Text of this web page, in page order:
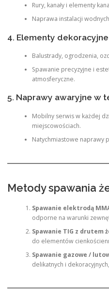
Rury, kanały i elementy
Naprawa instalacji
4. Elementy
Balustrady, ogrodzenia,
Spawanie precyzyjne i
atmosferyczne.
5. Naprawy awaryjne w
Mobilny serwis w każdej
miejscowościach.
Natychmiastowe naprawy
Metody spawania
Spawanie elektrodą
odporne na warunki
Spawanie TIG z drutem
do elementów
Spawanie gazowe /
delikatnych i